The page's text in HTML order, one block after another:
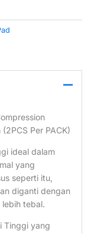
Per PACK)
ideal dalam
yang
seperti itu,
diganti dengan
tebal.
Tinggi yang